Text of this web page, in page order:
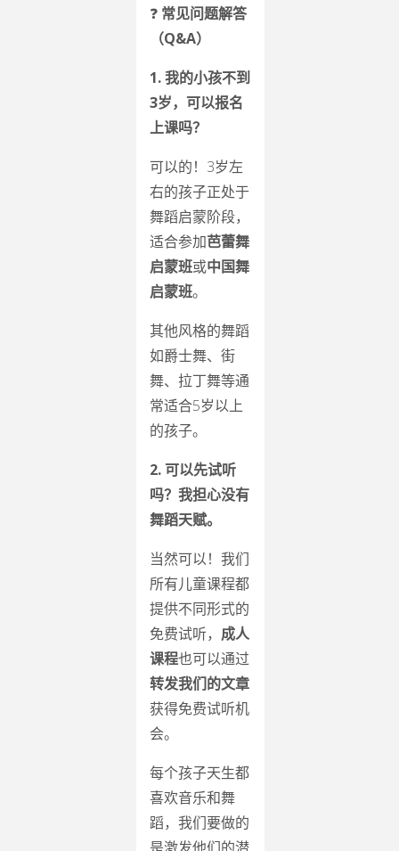
❓ 常见问题解答
（Q&A）
1. 我的小孩不到
3岁，可以报名
上课吗？
可以的！3岁左
右的孩子正处于
舞蹈启蒙阶段，
适合参加芭蕾舞
启蒙班或中国舞
启蒙班。
其他风格的舞蹈
如爵士舞、街
舞、拉丁舞等通
常适合5岁以上
的孩子。
2. 可以先试听
吗？我担心没有
舞蹈天赋。
当然可以！我们
所有儿童课程都
提供不同形式的
免费试听， 成人
课程也可以通过
转发我们的文章
获得免费试听机
会。
每个孩子天生都
喜欢音乐和舞
蹈，我们要做的